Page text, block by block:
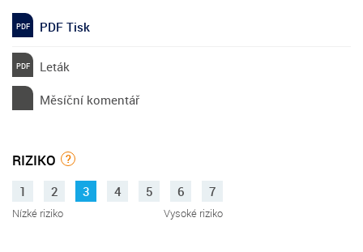
PDF Tisk
Leták
Měsíční komentář
RIZIKO ?
1 2 3 4 5 6 7
Nízké riziko Vysoké riziko